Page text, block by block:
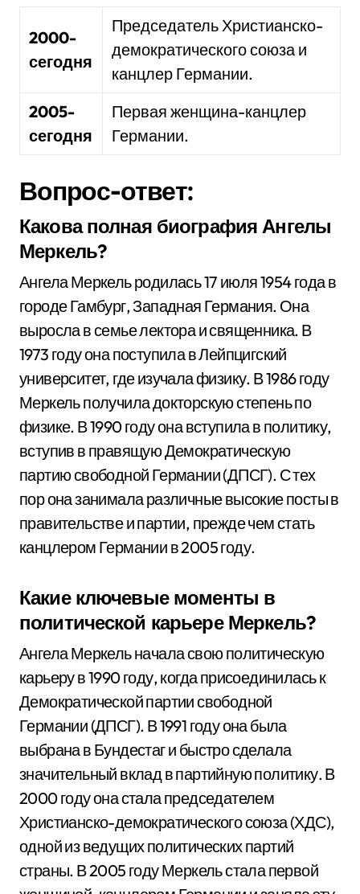
2000-
сегодня
Председатель Христианско-
демократического союза и
канцлер Германии.
2005-
сегодня
Первая женщина-канцлер
Германии.
Вопрос-ответ:
Какова полная биография Ангелы
Меркель?
Ангела Меркель родилась 17 июля 1954 года в
городе Гамбург, Западная Германия. Она
выросла в семье лектора и священника. В
1973 году она поступила в Лейпцигский
университет, где изучала физику. В 1986 году
Меркель получила докторскую степень по
физике. В 1990 году она вступила в политику,
вступив в правящую Демократическую
партию свободной Германии (ДПСГ). С тех
пор она занимала различные высокие посты в
правительстве и партии, прежде чем стать
канцлером Германии в 2005 году.
Какие ключевые моменты в
политической карьере Меркель?
Ангела Меркель начала свою политическую
карьеру в 1990 году, когда присоединилась к
Демократической партии свободной
Германии (ДПСГ). В 1991 году она была
выбрана в Бундестаг и быстро сделала
значительный вклад в партийную политику. В
2000 году она стала председателем
Христианско-демократического союза (ХДС),
одной из ведущих политических партий
страны. В 2005 году Меркель стала первой